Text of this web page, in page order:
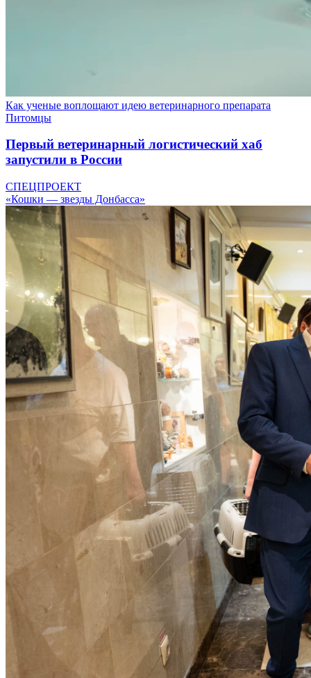
Как ученые воплощают идею ветеринарного препарата
Питомцы
Первый ветеринарный логистический хаб
запустили в России
СПЕЦПРОЕКТ
«Кошки — звезды Донбасса»